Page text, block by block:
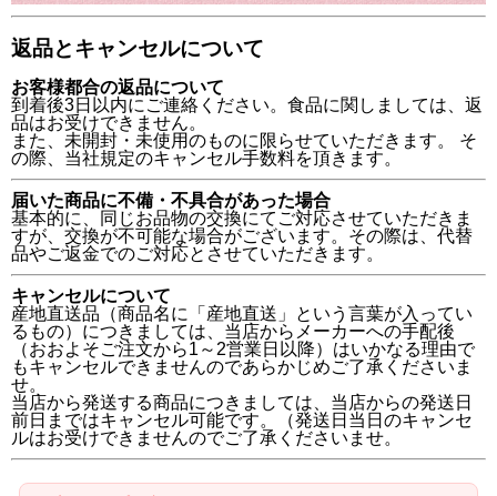
返品とキャンセルについて
お客様都合の返品について
到着後3日以内にご連絡ください。食品に関しましては、返
品はお受けできません。
また、未開封・未使用のものに限らせていただきます。 そ
の際、当社規定のキャンセル手数料を頂きます。
届いた商品に不備・不具合があった場合
基本的に、同じお品物の交換にてご対応させていただきま
すが、交換が不可能な場合がございます。その際は、代替
品やご返金でのご対応とさせていただきます。
キャンセルについて
産地直送品（商品名に「産地直送」という言葉が入ってい
るもの）につきましては、当店からメーカーへの手配後
（おおよそご注文から1～2営業日以降）はいかなる理由で
もキャンセルできませんのであらかじめご了承くださいま
せ。
当店から発送する商品につきましては、当店からの発送日
前日まではキャンセル可能です。（発送日当日のキャンセ
ルはお受けできませんのでご了承くださいませ。